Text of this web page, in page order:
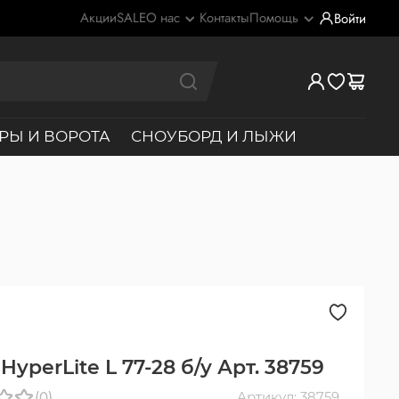
АкцииSALEО нас КонтактыПомощь Войти
И ВОРОТА СНОУБОРД И ЛЫЖИ
L 77-28 б/у Арт. 38759